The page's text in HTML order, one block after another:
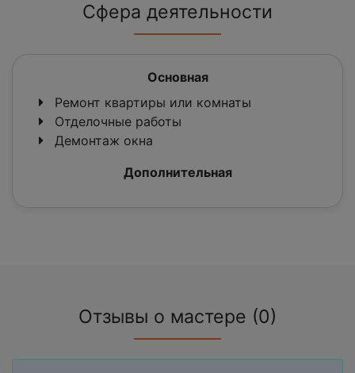
Сфера деятельности
Основная
Ремонт квартиры или комнаты
Отделочные работы
Демонтаж окна
Дополнительная
Отзывы о мастере (0)